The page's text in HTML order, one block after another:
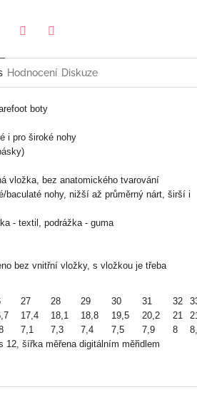
Hodnocení Diskuze
boty
i pro široké nohy
vložka, bez anatomického tvarování
baculaté nohy, nižší až průměrný nárt, širší i
- textil, podrážka - guma
bez vnitřní vložky, s vložkou je třeba
27 28 29 30 31 32
17,4 18,1 18,8 19,5 20,2 21
7,1 7,3 7,4 7,5 7,9 8
12, šířka měřena digitálním měřidlem